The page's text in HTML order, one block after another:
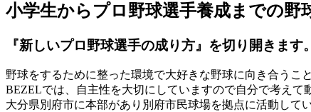
小学生からプロ野球選手養成までの野
『新しいプロ野球選手の成り方』を切り開きます。
野球をするために整った環境で大好きな野球に向き合うこ
BEZELでは、自主性を大切にしていますので自分で考えて
大分県別府市に本部があり別府市民球場を拠点に活動してい